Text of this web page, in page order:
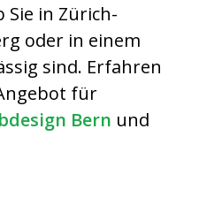
Sie in Zürich-
oder in einem
sind. Erfahren
für
Bern und